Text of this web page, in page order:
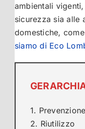
ambientali
sicurezza sia alle
domestiche,
siamo di Eco
1. Prevenzione
2. Riutilizzo